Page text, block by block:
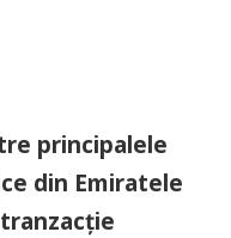
principalele
din Emiratele